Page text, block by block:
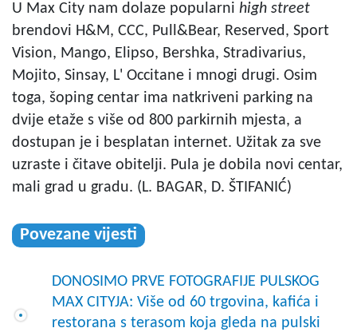
U Max City nam dolaze popularni high street
brendovi H&M, CCC, Pull&Bear, Reserved, Sport
Vision, Mango, Elipso, Bershka, Stradivarius,
Mojito, Sinsay, L' Occitane i mnogi drugi. Osim
toga, šoping centar ima natkriveni parking na
dvije etaže s više od 800 parkirnih mjesta, a
dostupan je i besplatan internet. Užitak za sve
uzraste i čitave obitelji. Pula je dobila novi centar,
mali grad u gradu. (L. BAGAR, D. ŠTIFANIĆ)
Povezane vijesti
DONOSIMO PRVE FOTOGRAFIJE PULSKOG
MAX CITYJA: Više od 60 trgovina, kafića i
restorana s terasom koja gleda na pulski